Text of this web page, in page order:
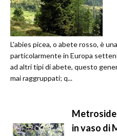
L'abies picea, o abete rosso, è
particolarmente in Europa
ad altri tipi di abete, questo
mai raggruppati; q...
in vaso di